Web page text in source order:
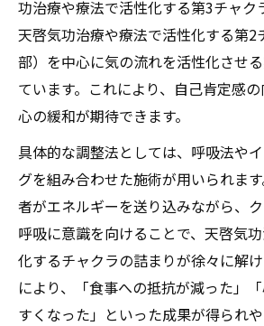
功治療や療法で活性化する第3チャク
天啓気功治療や療法で活性化する第2
部）を中心に気の流れを活性化させ
ています。これにより、自己肯定感
心の緩和が期待できます。
具体的な調整法としては、呼吸法や
グを組み合わせた施術が用いられま
者がエネルギーを送り込みながら、
呼吸に意識を向けることで、天啓気
化するチャクラの詰まりが徐々に解
により、「食事への抵抗が減った」
すくなった」といった成果が得られや